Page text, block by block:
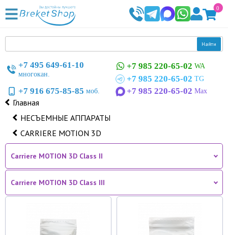
0
Найти
+7 495 649-61-10
многокан.
+7 916 675-85-85 моб.
+7 985 220-65-02 WA
+7 985 220-65-02 TG
+7 985 220-65-02 Max
Главная
НЕСЪЕМНЫЕ АППАРАТЫ
CARRIERE MOTION 3D
Carriere MOTION 3D Class II
Carriere MOTION 3D Class III